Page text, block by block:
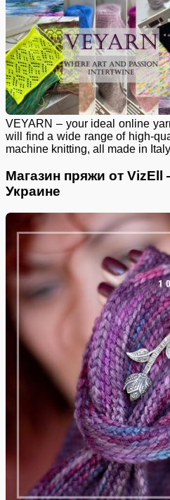
VEYARN – your ideal online
will find a wide range of high-
machine knitting, all made in
Магазин пряжи от
Украине